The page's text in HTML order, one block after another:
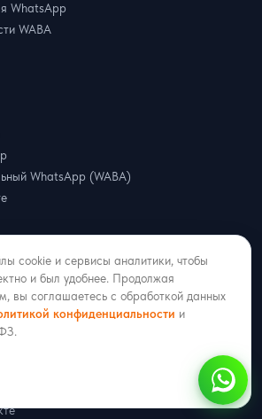
WhatsApp (WABA)
WhatsApp (WABA)
WhatsApp
WABA
cookie и сервисы аналитики, чтобы
и был удобнее. Продолжая
вы соглашаетесь с обработкой данных
конфиденциальности и